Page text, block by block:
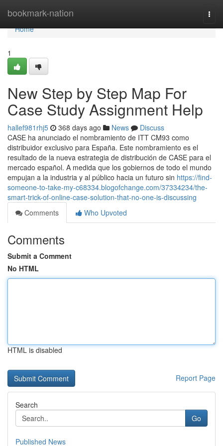
bookmark-nation
Home
Home
1
New Step by Step Map For
Case Study Assignment Help
hallef981rhj5 368 days ago News
Discuss
CASE ha anunciado el nombramiento de ITT CM93 como
distribuidor exclusivo para España. Este nombramiento es el
resultado de la nueva estrategia de distribución de CASE para el
mercado español. A medida que los gobiernos de todo el mundo
empujan a la industria y al público hacia un futuro sin https://find-
someone-to-take-my-c68334.blogofchange.com/37334234/the-
smart-trick-of-online-case-solution-that-no-one-is-discussing
Comments
Who Upvoted
Comments
Submit a Comment
No HTML
HTML is disabled
Report Page
Search
Go
Published News